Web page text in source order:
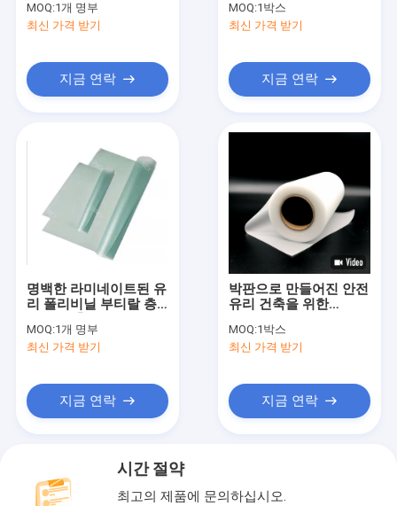
MOQ:1개 명부
최신 가격 받기
지금 연락
MOQ:1박스
최신 가격 받기
지금 연락
명백한 라미네이트된 유
리 폴리비닐 부티랄 층
미터
MOQ:1개 명부
최신 가격 받기
지금 연락
박판으로 만들어진 안전
유리 건축을 위한
간층 필름
MOQ:1박스
최신 가격 받기
지금 연락
시간 절약
최고의 제품에 문의하십시오.